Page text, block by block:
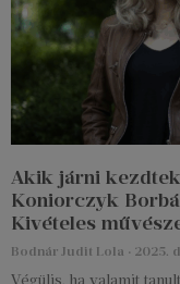
Akik járni
Koniorczyk
Kivételes
Bodnár Judit Lola 2025.